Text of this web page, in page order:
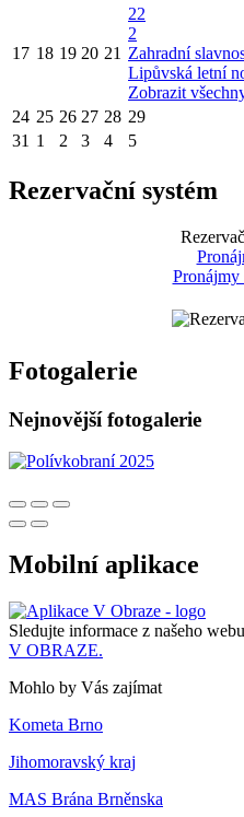
17 18 19 20 21
22
2
Zahradní
Lipůvská letní
Zobrazit
24 25 26 27 28 29
31 1 2 3 4 5
Rezervační systém
Pronájmy
Fotogalerie
Nejnovější fotogalerie
Mobilní aplikace
Sledujte informace z našeho
V OBRAZE.
Mohlo by Vás zajímat
Kometa Brno
Jihomoravský kraj
MAS Brána Brněnska